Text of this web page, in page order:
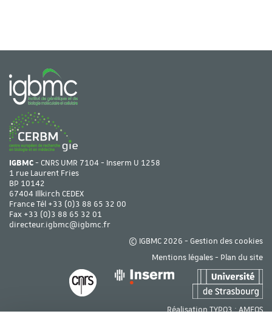
IGBMC- CNRS UMR 7104 - Inserm U 1258
1 rue Laurent Fries
BP 10142
67404 Illkirch CEDEX
France Tél +33 (0)3 88 65 32 00
Fax +33 (0)3 88 65 32 01
directeur.igbmc@igbmc.fr
© IGBMC 2026 - Gestion des cookies
Mentions légales- Plan du site
Réalisation TYPO3 :AMEOS